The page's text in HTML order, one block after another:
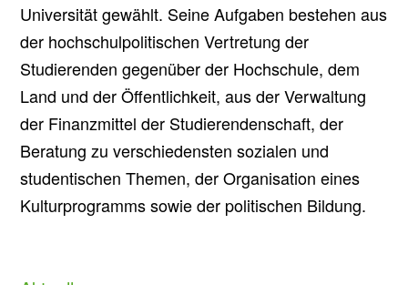
Universität gewählt. Seine Aufgaben bestehen aus
der hochschulpolitischen Vertretung der
Studierenden gegenüber der Hochschule, dem
Land und der Öffentlichkeit, aus der Verwaltung
der Finanzmittel der Studierendenschaft, der
Beratung zu verschiedensten sozialen und
studentischen Themen, der Organisation eines
Kulturprogramms sowie der politischen Bildung.